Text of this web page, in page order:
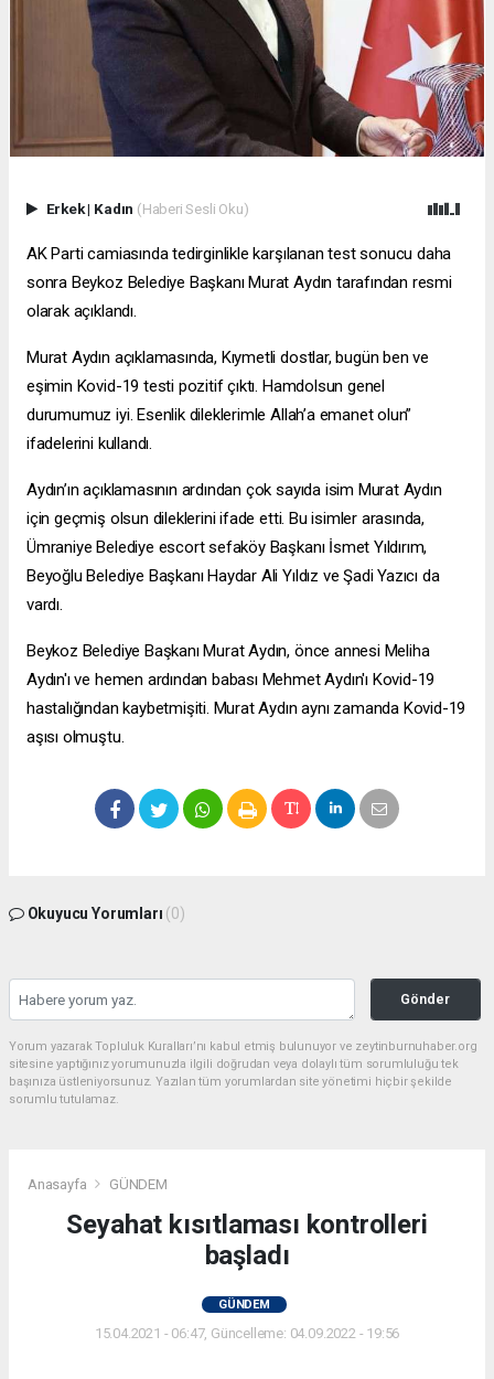
Erkek| Kadın (Haberi Sesli Oku)
AK Parti camiasında tedirginlikle karşılanan test sonucu daha
sonra Beykoz Belediye Başkanı Murat Aydın tarafından resmi
olarak açıklandı.
Murat Aydın açıklamasında, Kıymetli dostlar, bugün ben ve
eşimin Kovid-19 testi pozitif çıktı. Hamdolsun genel
durumumuz iyi. Esenlik dileklerimle Allah’a emanet olun”
ifadelerini kullandı.
Aydın’ın açıklamasının ardından çok sayıda isim Murat Aydın
için geçmiş olsun dileklerini ifade etti. Bu isimler arasında,
Ümraniye Belediye escort sefaköyBaşkanı İsmet Yıldırım,
Beyoğlu Belediye Başkanı Haydar Ali Yıldız ve Şadi Yazıcı da
vardı.
Beykoz Belediye Başkanı Murat Aydın, önce annesi Meliha
Aydın'ı ve hemen ardından babası Mehmet Aydın'ı Kovid-19
hastalığından kaybetmişiti. Murat Aydın aynı zamanda Kovid-19
aşısı olmuştu.
Okuyucu Yorumları (0)
Gönder
Yorum yazarak Topluluk Kuralları’nı kabul etmiş bulunuyor ve zeytinburnuhaber.org
sitesine yaptığınız yorumunuzla ilgili doğrudan veya dolaylı tüm sorumluluğu tek
başınıza üstleniyorsunuz. Yazılan tüm yorumlardan site yönetimi hiçbir şekilde
sorumlu tutulamaz.
Anasayfa GÜNDEM
Seyahat kısıtlaması kontrolleri
başladı
GÜNDEM
15.04.2021 - 06:47, Güncelleme: 04.09.2022 - 19:56